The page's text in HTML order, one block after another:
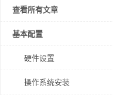
查看所有文章
基本配置
硬件设置
操作系统安装